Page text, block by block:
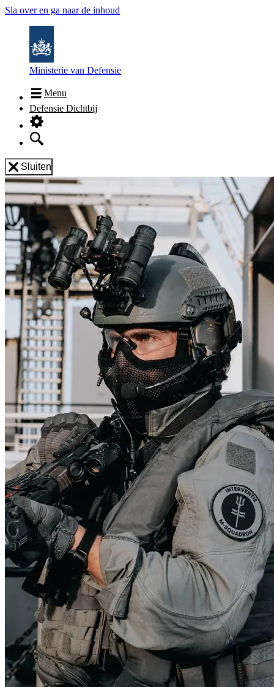
Sla over en ga naar de inhoud
Ministerie van Defensie
Menu
Defensie Dichtbij
Sluiten